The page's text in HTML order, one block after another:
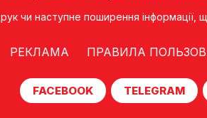
чи наступне поширення iнформацiї,
РЕКЛАМА ПРАВИЛА
FACEBOOK TELEGRAM